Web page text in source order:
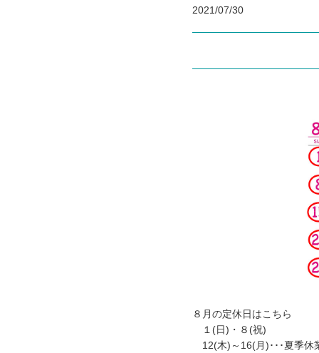
2021/07/30
８月の定休日はこちら
１(日)・８(祝)
12(木)～16(月)･･･夏季休